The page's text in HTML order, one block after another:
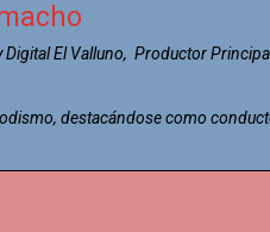
Digital El Valluno, Productor
destacándose como